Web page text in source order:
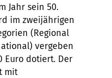
Jahr sein 50.
im zweijährigen
(Regional
vergeben
Euro dotiert. Der
mit